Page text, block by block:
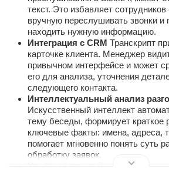
текст. Это избавляет
вручную переслушивать звонки и
находить нужную информацию.
Интеграция с CRM Транскрипт
карточке клиента. Менеджер
привычном интерфейсе и может
его для анализа, уточнения
следующего контакта.
Интеллектуальный анализ
Искусственный интеллект
тему беседы, формирует краткое
ключевые факты: имена, адреса,
помогает мгновенно понять суть
обработку заявок.
Встроенный